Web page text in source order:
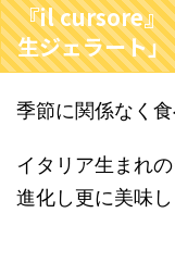
『il cursore』
生ジェラート」
季節に関係なく
イタリア生まれ
進化し更に美味し